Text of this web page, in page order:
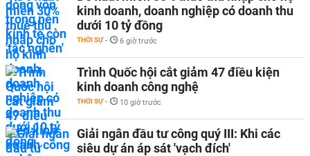
kinh doanh, doanh nghiệp có doanh thu
dưới 10 tỷ đồng
THỜI SỰ - 6 giờ trước
Trình Quốc hội cắt giảm 47 điều kiện
kinh doanh công nghệ
THỜI SỰ - 10 giờ trước
Giải ngân đầu tư công quý III: Khi các
siêu dự án áp sát 'vạch đích'